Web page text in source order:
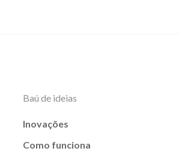
Baú de ideias
Inovações
Como funciona